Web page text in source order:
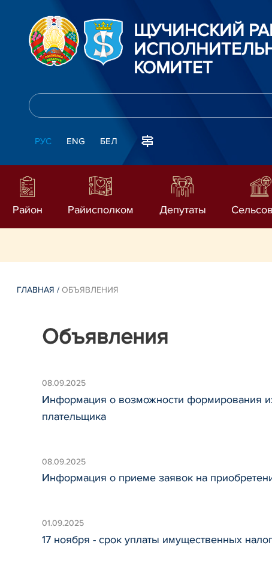
ЩУЧИНСКИЙ
КОМИТЕТ
РУС ENG БЕЛ
Район Райисполком Депутаты
ГЛАВНАЯ /ОБЪЯВЛЕНИЯ
Объявления
08.09.2025
Информация о возможности формирования
плательщика
08.09.2025
Информация о приеме заявок на
01.09.2025
17 ноября - срок уплаты имущественных